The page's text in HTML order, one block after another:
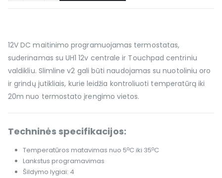
12V DC maitinimo programuojamas termostatas,
suderinamas su UH1 12v centrale ir Touchpad centriniu
valdikliu. Slimline v2 gali būti naudojamas su nuotoliniu oro
ir grindų jutikliais, kurie leidžia kontroliuoti temperatūrą iki
20m nuo termostato įrengimo vietos.
Techninės specifikacijos:
Temperatūros matavimas nuo 5oC iki 35oC
Lankstus programavimas
Šildymo lygiai: 4